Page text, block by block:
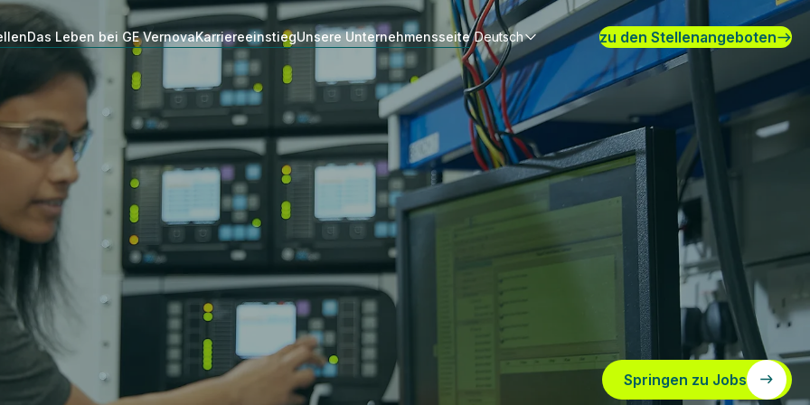
Das Leben bei GE VernovaKarriereeinstiegUnsere Unternehmensseite Deutsch zu den Stellenangeboten
Springen zu Jobs